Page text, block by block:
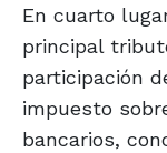
En cuarto
principal
participación
impuesto
bancarios,